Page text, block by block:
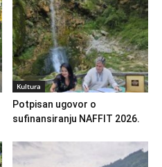
Kultura
Potpisan ugovor o
sufinansiranju NAFFIT 2026.